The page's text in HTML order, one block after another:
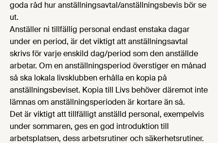
goda råd hur anställningsavtal/anställningsbevis bör se
ut.
Anställer ni tillfällig personal endast enstaka dagar
under en period, är det viktigt att anställningsavtal
skrivs för varje enskild dag/period som den anställde
arbetar. Om en anställningsperiod överstiger en månad
så ska lokala livsklubben erhålla en kopia på
anställningsbeviset. Kopia till Livs behöver däremot inte
lämnas om anställningsperioden är kortare än så.
Det är viktigt att tillfälligt anställd personal, exempelvis
under sommaren, ges en god introduktion till
arbetsplatsen, dess arbetsrutiner och säkerhetsrutiner.